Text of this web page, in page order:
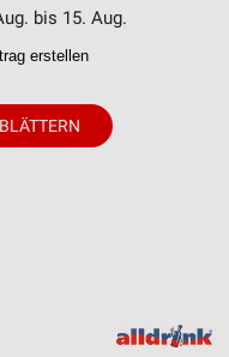
bis 15. Aug.
erstellen